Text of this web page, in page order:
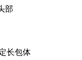
部
长包体